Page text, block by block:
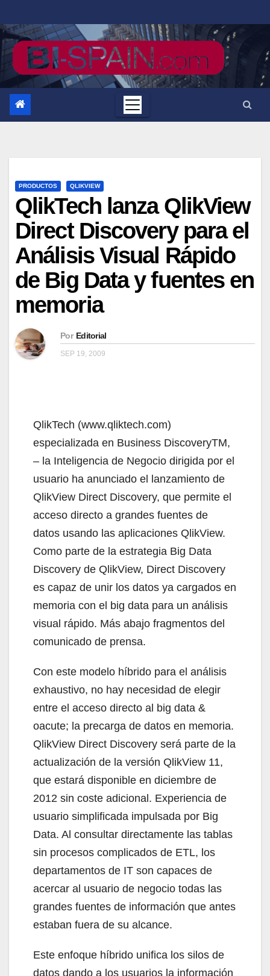
al
contenido
PRODUCTOS QLIKVIEW
QlikTech lanza QlikView
Direct Discovery para el
Análisis Visual Rápido
de Big Data y fuentes en
memoria
Por Editorial
SEP 19, 2009
QlikTech (www.qliktech.com)
especializada en Business DiscoveryTM,
– la Inteligencia de Negocio dirigida por el
usuario ha anunciado el lanzamiento de
QlikView Direct Discovery, que permite el
acceso directo a grandes fuentes de
datos usando las aplicaciones QlikView.
Como parte de la estrategia Big Data
Discovery de QlikView, Direct Discovery
es capaz de unir los datos ya cargados en
memoria con el big data para un análisis
visual rápido. Más abajo fragmentos del
comunicado de prensa.
Con este modelo híbrido para el análisis
exhaustivo, no hay necesidad de elegir
entre el acceso directo al big data &
oacute; la precarga de datos en memoria.
QlikView Direct Discovery será parte de la
actualización de la versión QlikView 11,
que estará disponible en diciembre de
2012 sin coste adicional. Experiencia de
usuario simplificada impulsada por Big
Data. Al consultar directamente las tablas
sin procesos complicados de ETL, los
departamentos de IT son capaces de
acercar al usuario de negocio todas las
grandes fuentes de información que antes
estaban fuera de su alcance.
Este enfoque híbrido unifica los silos de
datos dando a los usuarios la información